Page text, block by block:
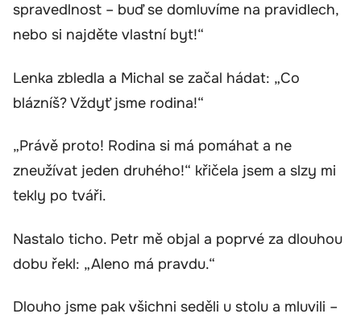
spravedlnost – buď se domluvíme na pravidlech,
nebo si najděte vlastní byt!“
Lenka zbledla a Michal se začal hádat: „Co
blázníš? Vždyť jsme rodina!“
„Právě proto! Rodina si má pomáhat a ne
zneužívat jeden druhého!“ křičela jsem a slzy mi
tekly po tváři.
Nastalo ticho. Petr mě objal a poprvé za dlouhou
dobu řekl: „Aleno má pravdu.“
Dlouho jsme pak všichni seděli u stolu a mluvili –